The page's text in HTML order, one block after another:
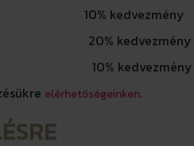
kedvezmény
elérhetőségeinken.